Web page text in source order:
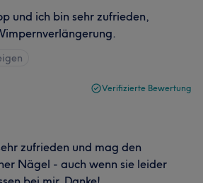
und ich bin sehr zufrieden,
Verifizierte Bewertung
zufrieden und mag den
Nägel - auch wenn sie leider